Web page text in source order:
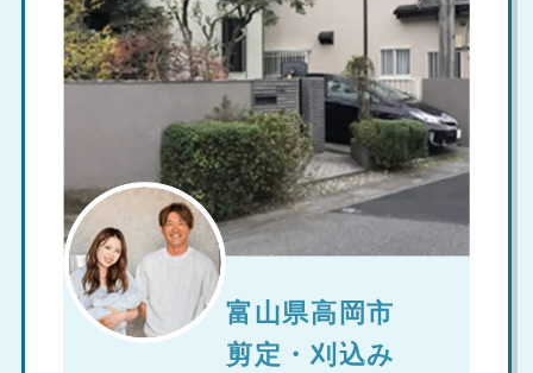
富山県高岡市
剪定・刈込み